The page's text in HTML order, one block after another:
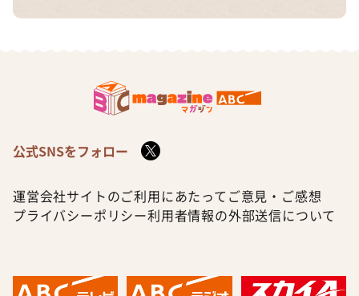
公式SNSをフォロー
運営会社サイトのご利用にあたって ご意見・ご感想
プライバシーポリシー利用者情報の外部送信について